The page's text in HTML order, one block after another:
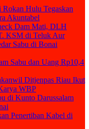
Hulu Tegaskan
Akuntabel
Dam Mati, DLH
KSM di Teluk Aur
Sabu di Bonai
Sabu dan Uang Rp10,4
Ditjenpas Riau Ikut
WBP
di Kunto Darussalam
Penertiban Kabel di